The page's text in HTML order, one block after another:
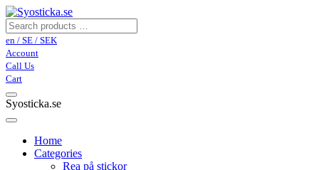
en / SE / SEK
Account
Call Us
Cart
Syosticka.se
Home
Categories
Rea på stickor